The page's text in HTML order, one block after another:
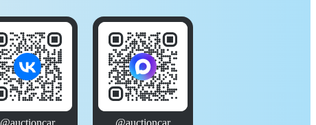
@auctioncar @auctioncar